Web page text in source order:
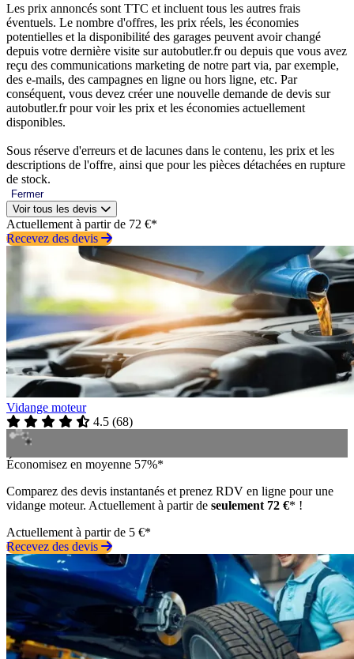
Les prix annoncés sont TTC et incluent tous les autres frais
éventuels. Le nombre d'offres, les prix réels, les économies
potentielles et la disponibilité des garages peuvent avoir changé
depuis votre dernière visite sur autobutler.fr ou depuis que vous avez
reçu des communications marketing de notre part via, par exemple,
des e-mails, des campagnes en ligne ou hors ligne, etc. Par
conséquent, vous devez créer une nouvelle demande de devis sur
autobutler.fr pour voir les prix et les économies actuellement
disponibles.
Sous réserve d'erreurs et de lacunes dans le contenu, les prix et les
descriptions de l'offre, ainsi que pour les pièces détachées en rupture
de stock.
Fermer
Voir tous les devis
Actuellement à partir de 72 €*
Recevez des devis
Vidange moteur
4.5 (68)
Économisez en moyenne 57%*
Comparez des devis instantanés et prenez RDV en ligne pour une
vidange moteur. Actuellement à partir de seulement 72 €* !
Actuellement à partir de 5 €*
Recevez des devis